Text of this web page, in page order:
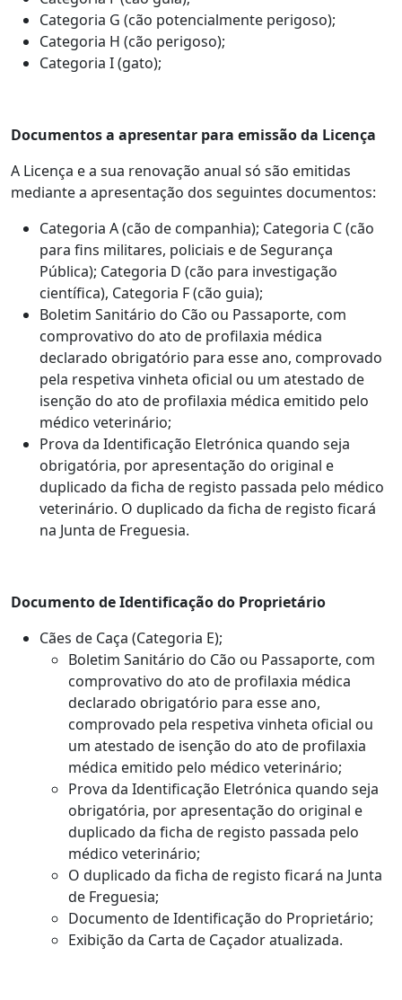
Categoria G (cão potencialmente perigoso);
Categoria H (cão perigoso);
Categoria I (gato);
Documentos a apresentar para emissão da Licença
A Licença e a sua renovação anual só são emitidas
mediante a apresentação dos seguintes documentos:
Categoria A (cão de companhia); Categoria C (cão
para fins militares, policiais e de Segurança
Pública); Categoria D (cão para investigação
científica), Categoria F (cão guia);
Boletim Sanitário do Cão ou Passaporte, com
comprovativo do ato de profilaxia médica
declarado obrigatório para esse ano, comprovado
pela respetiva vinheta oficial ou um atestado de
isenção do ato de profilaxia médica emitido pelo
médico veterinário;
Prova da Identificação Eletrónica quando seja
obrigatória, por apresentação do original e
duplicado da ficha de registo passada pelo médico
veterinário. O duplicado da ficha de registo ficará
na Junta de Freguesia.
Documento de Identificação do Proprietário
Cães de Caça (Categoria E);
Boletim Sanitário do Cão ou Passaporte, com
comprovativo do ato de profilaxia médica
declarado obrigatório para esse ano,
comprovado pela respetiva vinheta oficial ou
um atestado de isenção do ato de profilaxia
médica emitido pelo médico veterinário;
Prova da Identificação Eletrónica quando seja
obrigatória, por apresentação do original e
duplicado da ficha de registo passada pelo
médico veterinário;
O duplicado da ficha de registo ficará na Junta
de Freguesia;
Documento de Identificação do Proprietário;
Exibição da Carta de Caçador atualizada.